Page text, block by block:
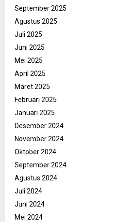
September 2025
Agustus 2025
Juli 2025
Juni 2025
Mei 2025
April 2025
Maret 2025
Februari 2025
Januari 2025
Desember 2024
November 2024
Oktober 2024
September 2024
Agustus 2024
Juli 2024
Juni 2024
Mei 2024